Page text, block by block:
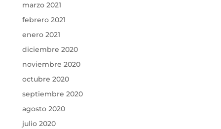
marzo 2021
febrero 2021
enero 2021
diciembre 2020
noviembre 2020
octubre 2020
septiembre 2020
agosto 2020
julio 2020